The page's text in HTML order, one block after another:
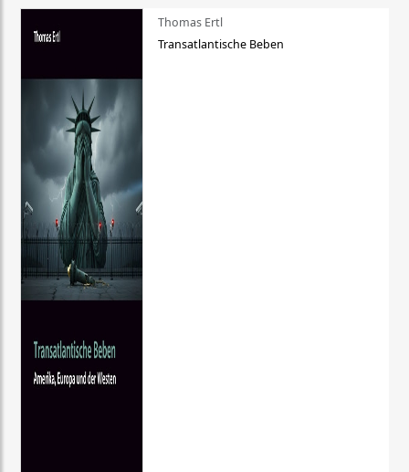
Thomas Ertl
Transatlantische Beben